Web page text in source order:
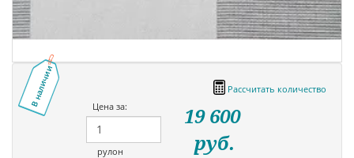
В наличии
Рассчитать количество
Цена за:
рулон
19 600
руб.